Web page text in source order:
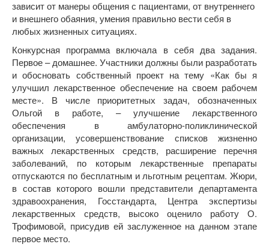
зависит от манеры общения с пациентами, от внутреннего
и внешнего обаяния, умения правильно вести себя в
любых жизненных ситуациях.
Конкурсная программа включала в себя два задания.
Первое – домашнее. Участники должны были разработать
и обосновать собственный проект на тему «Как бы я
улучшил лекарственное обеспечение на своем рабочем
месте». В числе приоритетных задач, обозначенных
Ольгой в работе, – улучшение лекарственного
обеспечения в амбулаторно-поликлинической
организации, усовершенствование списков жизненно
важных лекарственных средств, расширение перечня
заболеваний, по которым лекарственные препараты
отпускаются по бесплатным и льготным рецептам. Жюри,
в состав которого вошли представители департамента
здравоохранения, Госстандарта, Центра экспертизы
лекарственных средств, высоко оценило работу О.
Трофимовой, присудив ей заслуженное на данном этапе
первое место.